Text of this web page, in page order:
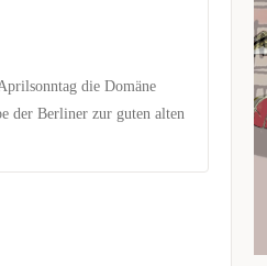
die Domäne
der Berliner zur guten alten